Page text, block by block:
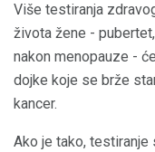
Više testiranja
života žene -
nakon menopauze -
dojke koje se brže
kancer.
Ako je tako, testiranje